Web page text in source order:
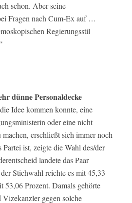
schon. Aber seine
Fragen nach Cum-Ex auf …
Regierungsstil
dünne Personaldecke
Idee kommen konnte, eine
oder eine nicht
erschließt sich immer noch
ist, zeigte die Wahl des/der
landete das Paar
Stichwahl reichte es mit 45,33
53,06 Prozent. Damals gehörte
gegen solche